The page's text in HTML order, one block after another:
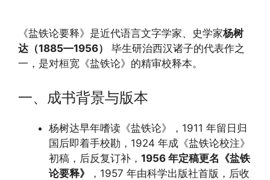
《盐铁论要释》是近代语言文字学家、史学家杨树
达（1885—1956）
毕生研治西汉诸子的代表作之
一，是对桓宽《盐铁论》的精审校释本。
一、成书背景与版本
杨树达早年嗜读《盐铁论》，1911 年留日归
国后即着手校勘，1924 年成《盐铁论校注》
初稿，后反复订补， 1956 年定稿更名《盐铁
论要释》
，1957 年由科学出版社首版，后收